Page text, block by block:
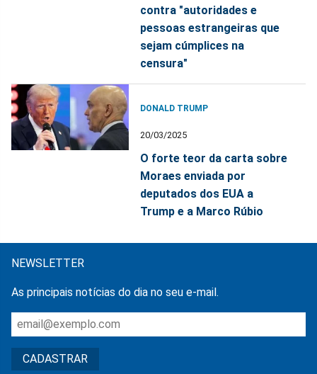
contra "autoridades e
pessoas estrangeiras que
sejam cúmplices na
censura"
DONALD TRUMP
20/03/2025
O forte teor da carta sobre
Moraes enviada por
deputados dos EUA a
Trump e a Marco Rúbio
NEWSLETTER
As principais notícias do dia no seu e-mail.